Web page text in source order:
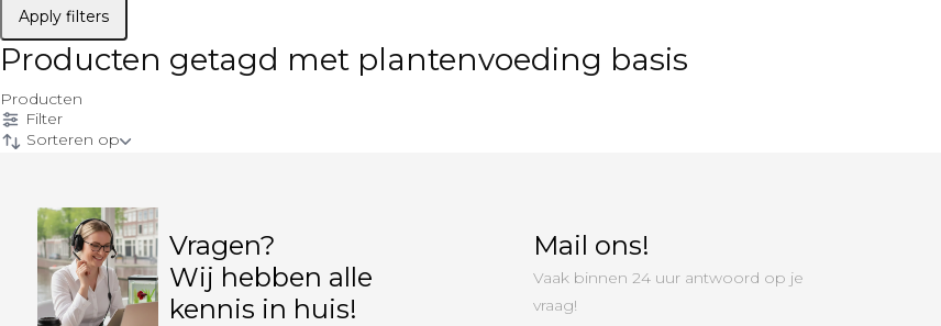
Apply filters
Producten getagd met plantenvoeding basis
Producten
Filter
Sorteren op
Vragen?
Wij hebben alle
kennis in huis!
Mail ons!
Vaak binnen 24 uur antwoord op je
vraag!